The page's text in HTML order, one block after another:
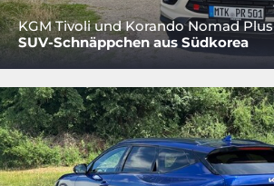
KGM Tivoli und Korando Nomad Plus
SUV-Schnäppchen aus Südkorea